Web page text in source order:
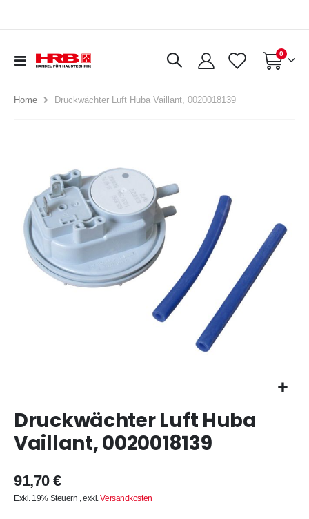
Navigation
Warenkorb
0Artikel
Home Druckwächter Luft Huba Vaillant, 0020018139
Anfang
Bildergalerie
Druckwächter Luft Huba
Vaillant, 0020018139
91,70 €
Exkl. 19% Steuern ,exkl.Versandkosten